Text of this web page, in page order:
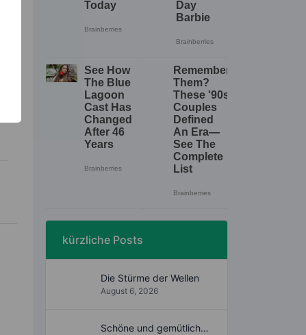
kürzliche Posts
Die Stürme der Wellen
August 6, 2026
Schöne und gemütliche Wohnung